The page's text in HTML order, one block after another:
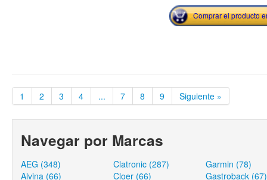
Comprar el producto
1 2 3 4 ... 7 8 9 Siguiente »
Navegar por Marcas
AEG (348)
Alvina (66)
Clatronic (287)
Cloer (66)
Garmin (78)
Gastroback (67)